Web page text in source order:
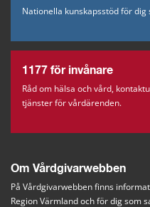
Nationella kunskapsstöd för
1177 för invånare
Råd om hälsa och vård,
tjänster för vårdärenden.
Om Vårdgivarwebben
På Vårdgivarwebben finns
Region Värmland och för dig som